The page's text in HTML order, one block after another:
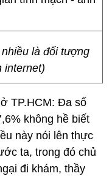
là đối tượng
internet)
TP.HCM: Đa số
không hề biết
này nói lên thực
ta, trong đó chủ
đi khám, thầy